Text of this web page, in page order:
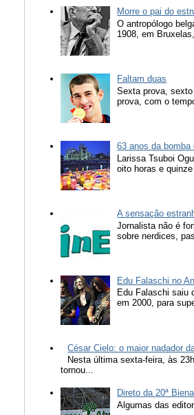
Morre o pai do
O antropólogo
1908, em
Faltam duas
Sexta prova,
prova, com o
63 anos da bomba
Larissa Tsuboi
oito horas e quinze
A sensação
Jornalista não é
sobre nerdices,
Edu Falaschi no
Edu Falaschi saiu
em 2000, para
César Cielo: o maior nadador
Nesta última sexta-feira, às
tornou...
Direto da 20ª
Algumas das